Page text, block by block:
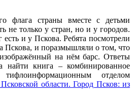
флага страны вместе с детьми
не только у стран, но и у городов.
и у Пскова. Ребята посмотрели
Пскова, и поразмышляли о том, что
на нём барс. Ответы
найти книга – комбинированное
отделом
области. Город Псков: из